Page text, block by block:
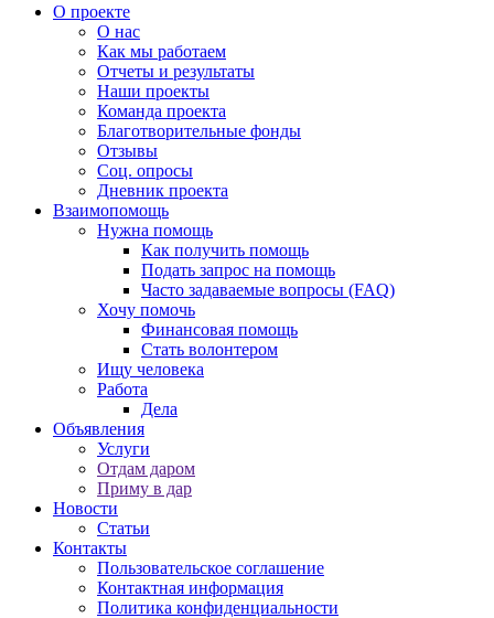
О проекте
О нас
Как мы работаем
Отчеты и результаты
Наши проекты
Команда проекта
Благотворительные фонды
Отзывы
Соц. опросы
Дневник проекта
Взаимопомощь
Нужна помощь
Как получить помощь
Подать запрос на помощь
Часто задаваемые вопросы (FAQ)
Хочу помочь
Финансовая помощь
Стать волонтером
Ищу человека
Работа
Дела
Объявления
Услуги
Отдам даром
Приму в дар
Новости
Статьи
Контакты
Пользовательское соглашение
Контактная информация
Политика конфиденциальности